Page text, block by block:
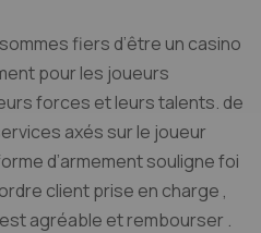
fiers d’être un casino
pour les joueurs
forces et leurs talents. de
axés sur le joueur
d’armement souligne foi
client prise en charge ,
agréable et rembourser .